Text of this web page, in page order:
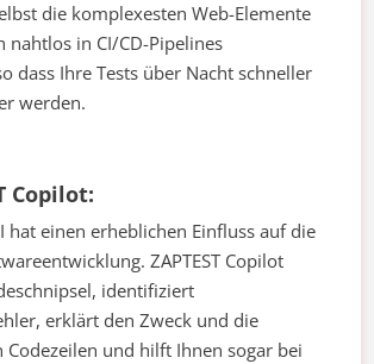
die komplexesten Web-Elemente
nahtlos in CI/CD-Pipelines
dass Ihre Tests über Nacht schneller
werden.
Copilot:
hat einen erheblichen Einfluss auf die
ZAPTEST Copilot
identifiziert
erklärt den Zweck und die
Codezeilen und hilft Ihnen sogar bei